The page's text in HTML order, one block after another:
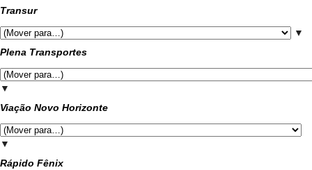
Transur
▼
Plena Transportes
▼
Viação Novo Horizonte
▼
Rápido Fênix